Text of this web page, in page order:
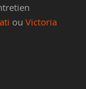
ou Victoria